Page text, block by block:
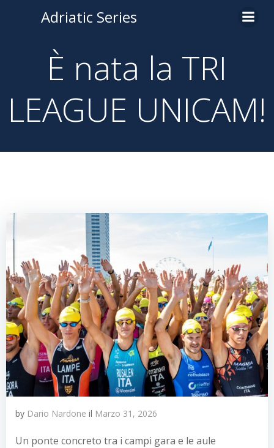
Adriatic Series
È nata la TRI
LEAGUE UNICAM!
by Dario Nardone il Marzo 31, 2026
Un ponte concreto tra i campi gara e le aule